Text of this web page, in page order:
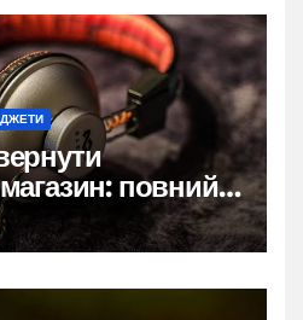
повний